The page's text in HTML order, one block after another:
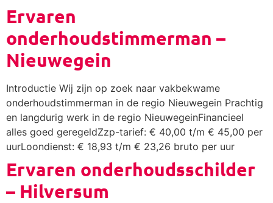
Ervaren
onderhoudstimmerman –
Nieuwegein
Introductie Wij zijn op zoek naar vakbekwame
onderhoudstimmerman in de regio Nieuwegein Prachtig
en langdurig werk in de regio NieuwegeinFinancieel
alles goed geregeldZzp-tarief: € 40,00 t/m € 45,00 per
uurLoondienst: € 18,93 t/m € 23,26 bruto per uur
Ervaren onderhoudsschilder
– Hilversum